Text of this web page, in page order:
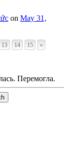
on May 31,
13 14 15 »
Перемогла.